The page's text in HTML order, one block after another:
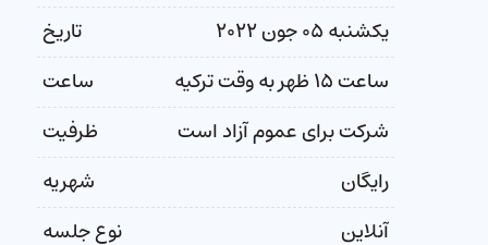
تاریخ
یکشنبه ۰۵ جون ۲۰۲۲
ساعت
ساعت ۱۵ ظهر به وقت ترکیه
ظرفیت
شرکت برای عموم آزاد است
شهریه
رایگان
نوع جلسه
آنلاین